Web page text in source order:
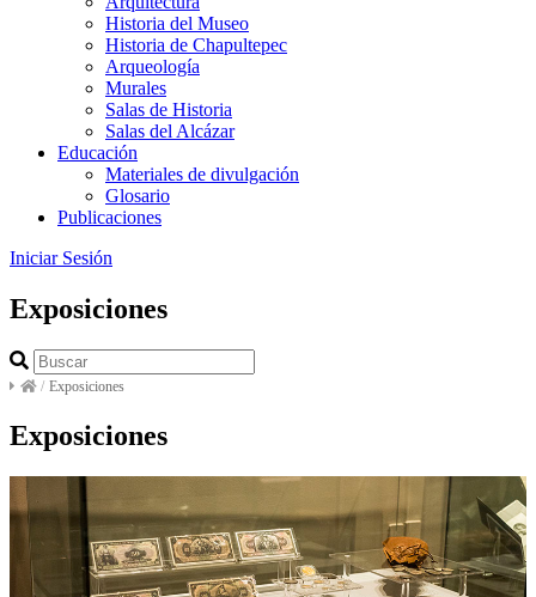
Historia del Museo
Historia de Chapultepec
Arqueología
Murales
Salas de Historia
Salas del Alcázar
Educación
Materiales de divulgación
Glosario
Publicaciones
Iniciar Sesión
Exposiciones
/ Exposiciones
Exposiciones